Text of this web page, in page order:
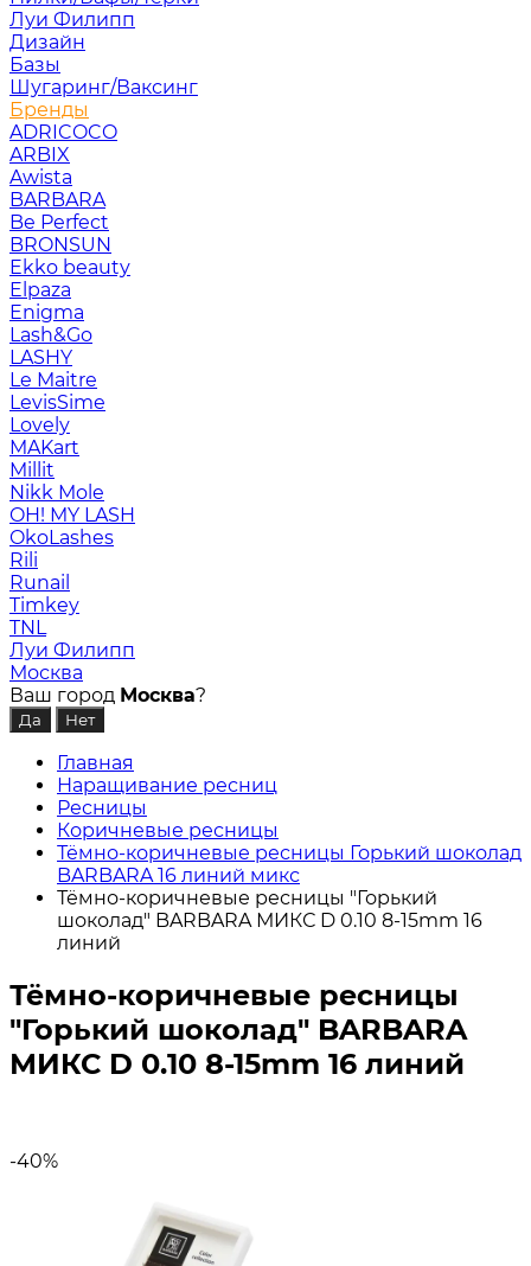
Луи Филипп
Дизайн
Базы
Шугаринг/Ваксинг
Бренды
ADRICOCO
ARBIX
Awista
BARBARA
Be Perfect
BRONSUN
Ekko beauty
Elpaza
Enigma
Lash&Go
LASHY
Le Maitre
LevisSime
Lovely
MAKart
Millit
Nikk Mole
OH! MY LASH
OkoLashes
Rili
Runail
Timkey
TNL
Луи Филипп
Москва
Ваш город Москва?
Главная
Наращивание ресниц
Ресницы
Коричневые ресницы
Тёмно-коричневые ресницы Горький шоколад
BARBARA 16 линий микс
Тёмно-коричневые ресницы "Горький
шоколад" BARBARA МИКС D 0.10 8-15mm 16
линий
Тёмно-коричневые ресницы
"Горький шоколад" BARBARA
МИКС D 0.10 8-15mm 16 линий
-40%